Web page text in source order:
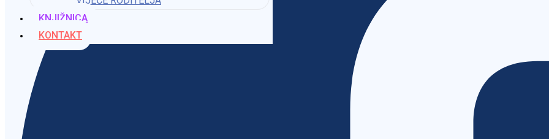
KNJIŽNICA
KONTAKT